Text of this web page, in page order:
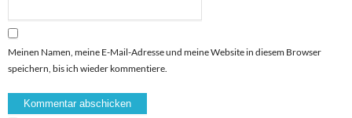
Meinen Namen, meine E-Mail-Adresse und meine Website in diesem Browser
speichern, bis ich wieder kommentiere.